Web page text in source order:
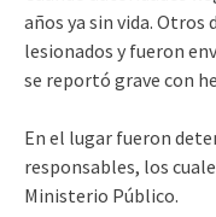
años ya sin vida. Otros
lesionados y fueron
se reportó grave con
En el lugar fueron
responsables, los
Ministerio Público.